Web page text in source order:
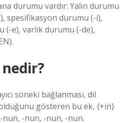
durumu vardır: Yalın durumu
spesifikasyon durumu (-i),
e), varlık durumu (-de),
soneki bağlanması, dil
gösteren bu ek, {+in}
nun, -nun, -nun, -nun.